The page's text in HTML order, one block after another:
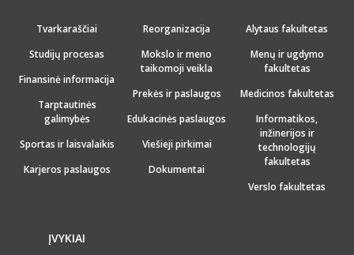
Tvarkaraščiai
Studijų procesas
Finansinė informacija
Tarptautinės
galimybės
Sportas ir laisvalaikis
Karjeros paslaugos
Reorganizacija
Mokslo ir meno
taikomoji veikla
Prekės ir paslaugos
Edukacinės paslaugos
Viešieji pirkimai
Dokumentai
Alytaus fakultetas
Menų ir ugdymo
fakultetas
Medicinos fakultetas
Informatikos,
inžinerijos ir
technologijų
fakultetas
Verslo fakultetas
ĮVYKIAI